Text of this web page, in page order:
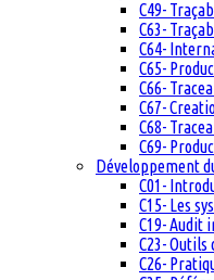
C49-
C63-
C64-
C65-
C66-
C67-
C68-
C69-
Développement
C01-
C15- Les
C19- Audit
C23-
C26-